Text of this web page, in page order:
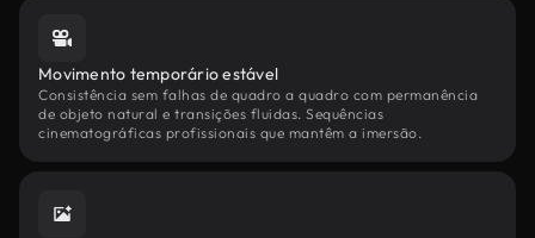
Movimento temporário estável
Consistência sem falhas de quadro a quadro com permanência
de objeto natural e transições fluidas. Sequências
cinematográficas profissionais que mantêm a imersão.